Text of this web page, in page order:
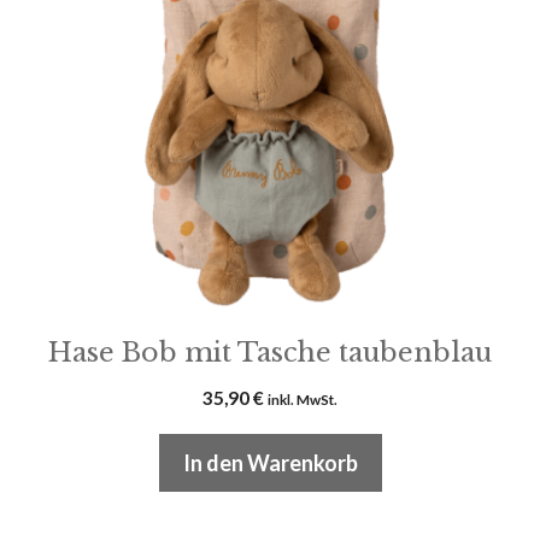
Hase Bob mit Tasche taubenblau
35,90€ inkl. MwSt.
In den Warenkorb